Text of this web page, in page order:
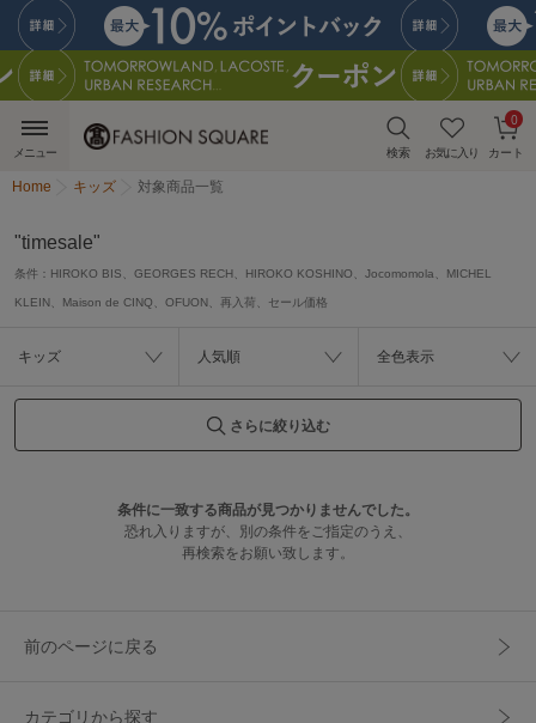
検索 お気に入り カート
0
メニュー
Home キッズ 対象商品一覧
"timesale"
条件： HIROKO BIS、GEORGES RECH、HIROKO KOSHINO、Jocomomola、MICHEL
KLEIN、Maison de CINQ、OFUON、再入荷、セール価格
キッズ 人気順 全色表示
さらに絞り込む
条件に一致する商品が見つかりませんでした。
恐れ入りますが、別の条件をご指定のうえ、
再検索をお願い致します。
前のページに戻る
カテゴリから探す